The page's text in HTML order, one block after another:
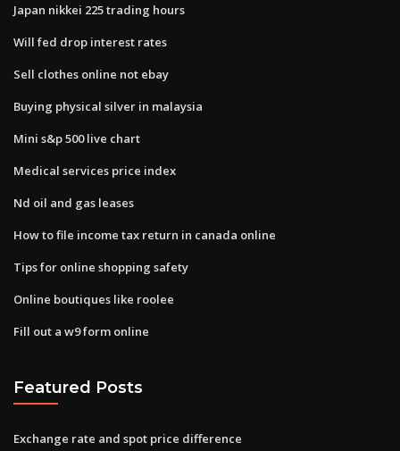
Japan nikkei 225 trading hours
Will fed drop interest rates
Sell clothes online not ebay
Buying physical silver in malaysia
Mini s&p 500 live chart
Medical services price index
Nd oil and gas leases
How to file income tax return in canada online
Tips for online shopping safety
Online boutiques like roolee
Fill out a w9 form online
Featured Posts
Exchange rate and spot price difference